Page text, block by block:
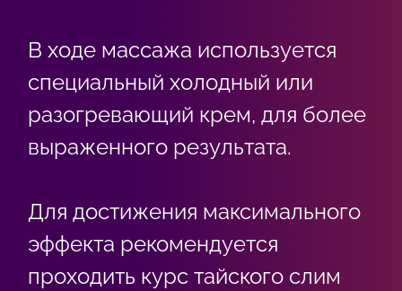
В ходе массажа используется
специальный холодный или
разогревающий крем, для более
выраженного результата.
Для достижения максимального
эффекта рекомендуется
проходить курс тайского слим